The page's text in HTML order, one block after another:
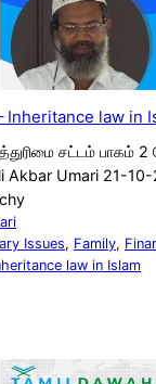
Inheritance law in
சட்டம் பாகம் 2
Akbar Umari 21-
Issues, Family,
law in Islam